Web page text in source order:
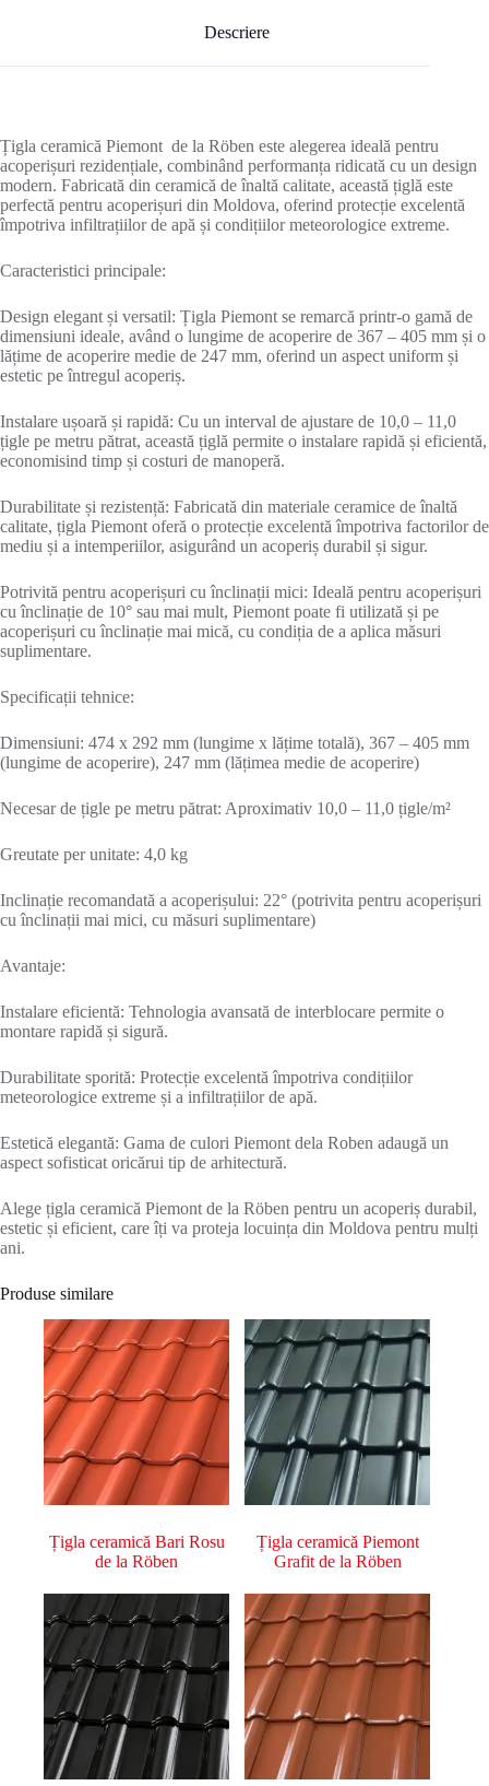
Descriere
Țigla ceramică Piemont de la Röben este alegerea ideală pentru
acoperișuri rezidențiale, combinând performanța ridicată cu un design
modern. Fabricată din ceramică de înaltă calitate, această țiglă este
perfectă pentru acoperișuri din Moldova, oferind protecție excelentă
împotriva infiltrațiilor de apă și condițiilor meteorologice extreme.
Caracteristici principale:
Design elegant și versatil: Țigla Piemont se remarcă printr-o gamă de
dimensiuni ideale, având o lungime de acoperire de 367 – 405 mm și o
lățime de acoperire medie de 247 mm, oferind un aspect uniform și
estetic pe întregul acoperiș.
Instalare ușoară și rapidă: Cu un interval de ajustare de 10,0 – 11,0
țigle pe metru pătrat, această țiglă permite o instalare rapidă și eficientă,
economisind timp și costuri de manoperă.
Durabilitate și rezistență: Fabricată din materiale ceramice de înaltă
calitate, țigla Piemont oferă o protecție excelentă împotriva factorilor de
mediu și a intemperiilor, asigurând un acoperiș durabil și sigur.
Potrivită pentru acoperișuri cu înclinații mici: Ideală pentru acoperișuri
cu înclinație de 10° sau mai mult, Piemont poate fi utilizată și pe
acoperișuri cu înclinație mai mică, cu condiția de a aplica măsuri
suplimentare.
Specificații tehnice:
Dimensiuni: 474 x 292 mm (lungime x lățime totală), 367 – 405 mm
(lungime de acoperire), 247 mm (lățimea medie de acoperire)
Necesar de țigle pe metru pătrat: Aproximativ 10,0 – 11,0 țigle/m²
Greutate per unitate: 4,0 kg
Inclinație recomandată a acoperișului: 22° (potrivita pentru acoperișuri
cu înclinații mai mici, cu măsuri suplimentare)
Avantaje:
Instalare eficientă: Tehnologia avansată de interblocare permite o
montare rapidă și sigură.
Durabilitate sporită: Protecție excelentă împotriva condițiilor
meteorologice extreme și a infiltrațiilor de apă.
Estetică elegantă: Gama de culori Piemont dela Roben adaugă un
aspect sofisticat oricărui tip de arhitectură.
Alege țigla ceramică Piemont de la Röben pentru un acoperiș durabil,
estetic și eficient, care îți va proteja locuința din Moldova pentru mulți
ani.
Produse similare
Țigla ceramică Bari Rosu
de la Röben
Țigla ceramică Piemont
Grafit de la Röben